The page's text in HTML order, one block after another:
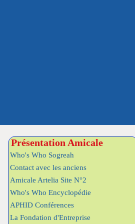
Présentation Amicale
Who's Who Sogreah
Contact avec les anciens
Amicale Artelia Site N°2
Who's Who Encyclopédie
APHID Conférences
La Fondation d'Entreprise